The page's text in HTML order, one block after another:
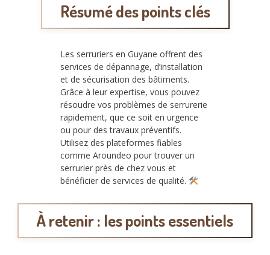
Résumé des points clés
Les serruriers en Guyane offrent des
services de dépannage, d’installation
et de sécurisation des bâtiments.
Grâce à leur expertise, vous pouvez
résoudre vos problèmes de serrurerie
rapidement, que ce soit en urgence
ou pour des travaux préventifs.
Utilisez des plateformes fiables
comme Aroundeo pour trouver un
serrurier près de chez vous et
bénéficier de services de qualité.
À retenir : les points essentiels